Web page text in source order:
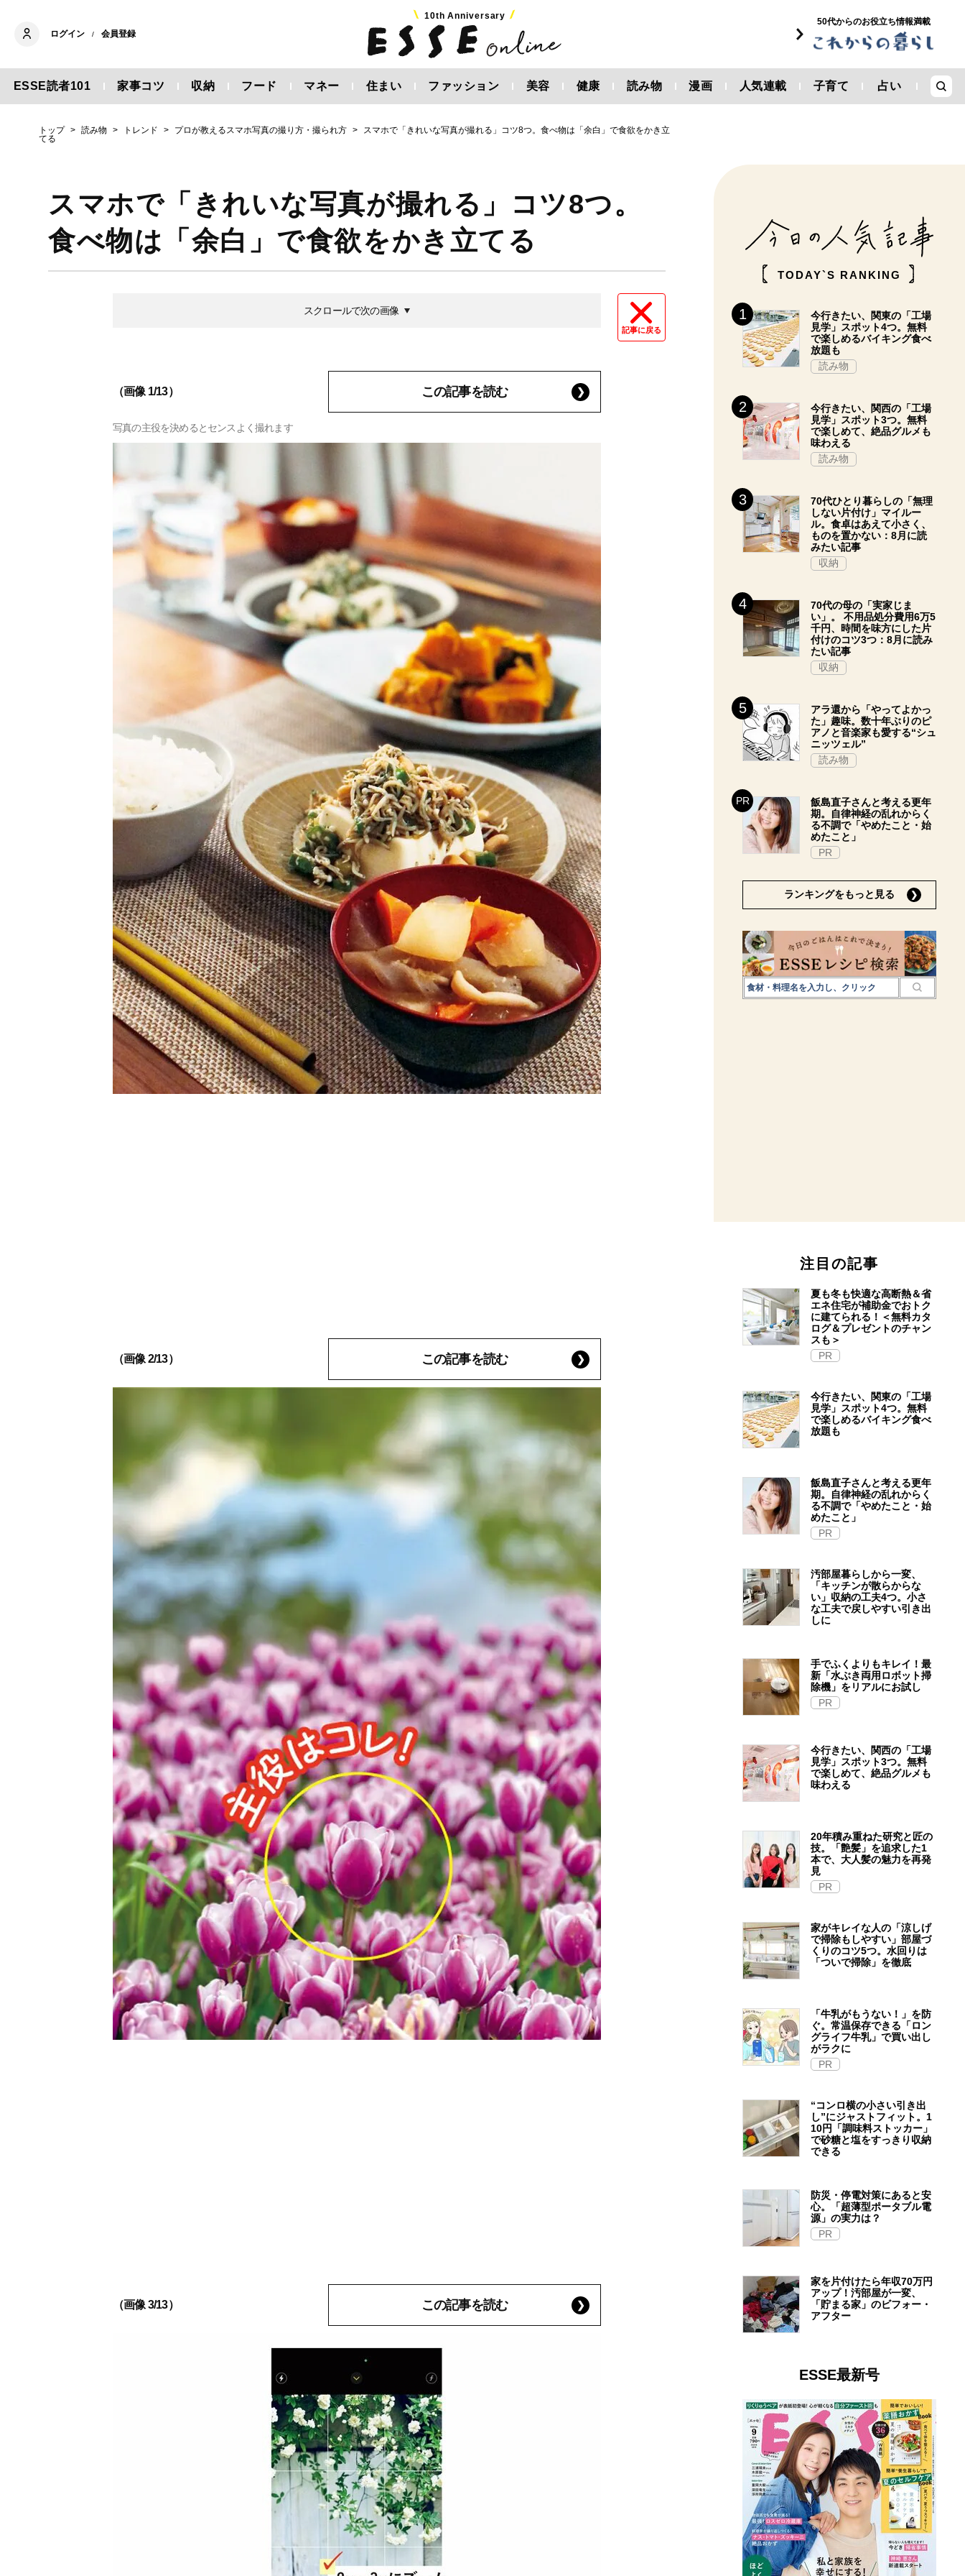
ログイン / 会員登録
10th Anniversary
50代からのお役立ち情報満載
ESSE読者101 家事コツ 収納 フード マネー 住まい ファッション 美容 健康 読み物 漫画 人気連載 子育て 占い
トップ 読み物 トレンド プロが教えるスマホ写真の撮り方・撮られ方
スマホで「きれいな写真が撮れる」コツ8つ。食べ物は「余白」で食欲をかき立
てる
スマホで「きれいな写真が撮れる」コツ8つ。
食べ物は「余白」で食欲をかき立てる
記事に戻る
スクロールで次の画像
（画像 1/13） この記事を読む
写真の主役を決めるとセンスよく撮れます
（画像 2/13） この記事を読む
（画像 3/13） この記事を読む
TODAY`S RANKING
今行きたい、関東の「工場
見学」スポット4つ。無料
で楽しめるバイキング食べ
放題も
読み物
今行きたい、関西の「工場
見学」スポット3つ。無料
で楽しめて、絶品グルメも
味わえる
読み物
70代ひとり暮らしの「無理
しない片付け」マイルー
ル。食卓はあえて小さく、
ものを置かない：8月に読
みたい記事
収納
70代の母の「実家じま
い」。 不用品処分費用6万5
千円、時間を味方にした片
付けのコツ3つ：8月に読み
たい記事
収納
アラ還から「やってよかっ
た」趣味。数十年ぶりのピ
アノと音楽家も愛する“シュ
ニッツェル”
読み物
飯島直子さんと考える更年
期。自律神経の乱れからく
る不調で「やめたこと・始
めたこと」
PR
ランキングをもっと見る
注目の記事
夏も冬も快適な高断熱＆省
エネ住宅が補助金でおトク
に建てられる！＜無料カタ
ログ＆プレゼントのチャン
スも＞
PR
今行きたい、関東の「工場
見学」スポット4つ。無料
で楽しめるバイキング食べ
放題も
飯島直子さんと考える更年
期。自律神経の乱れからく
る不調で「やめたこと・始
めたこと」
PR
汚部屋暮らしから一変、
「キッチンが散らからな
い」収納の工夫4つ。小さ
な工夫で戻しやすい引き出
しに
手でふくよりもキレイ！最
新「水ぶき両用ロボット掃
除機」をリアルにお試し
PR
今行きたい、関西の「工場
見学」スポット3つ。無料
で楽しめて、絶品グルメも
味わえる
20年積み重ねた研究と匠の
技。「艶髪」を追求した1
本で、大人髪の魅力を再発
見
PR
家がキレイな人の「涼しげ
で掃除もしやすい」部屋づ
くりのコツ5つ。水回りは
「ついで掃除」を徹底
「牛乳がもうない！」を防
ぐ。常温保存できる「ロン
グライフ牛乳」で買い出し
がラクに
PR
“コンロ横の小さい引き出
し”にジャストフィット。1
10円「調味料ストッカー」
で砂糖と塩をすっきり収納
できる
防災・停電対策にあると安
心。「超薄型ポータブル電
源」の実力は？​
PR
家を片付けたら年収70万円
アップ！汚部屋が一変、
「貯まる家」のビフォー・
アフター
ESSE最新号